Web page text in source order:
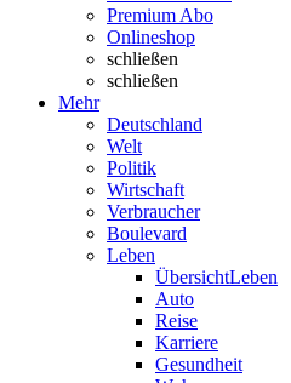
Premium Abo
Onlineshop
schließen
schließen
Mehr
Deutschland
Welt
Politik
Wirtschaft
Verbraucher
Boulevard
Leben
ÜbersichtLeben
Auto
Reise
Karriere
Gesundheit